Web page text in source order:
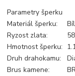
Parametry šperku
Materiál šperku:
Ryzost zlata:
Hmotnost šperku:
Druh drahokamu:
Brus kamene: